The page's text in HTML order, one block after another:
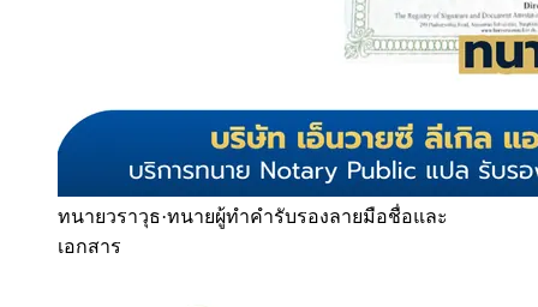
ทนายวราวุธ·ทนายผู้ทำคำรับรองลายมือชื่อและ
เอกสาร